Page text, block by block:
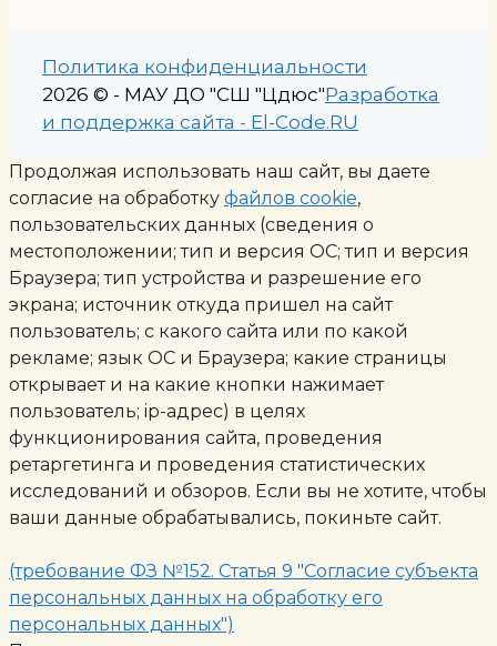
Политика конфиденциальности
2026 © - МАУ ДО "СШ "Цдюс"Разработка
и поддержка сайта - El-Code.RU
Продолжая использовать наш сайт, вы даете
согласие на обработку файлов cookie,
пользовательских данных (сведения о
местоположении; тип и версия ОС; тип и версия
Браузера; тип устройства и разрешение его
экрана; источник откуда пришел на сайт
пользователь; с какого сайта или по какой
рекламе; язык ОС и Браузера; какие страницы
открывает и на какие кнопки нажимает
пользователь; ip-адрес) в целях
функционирования сайта, проведения
ретаргетинга и проведения статистических
исследований и обзоров. Если вы не хотите, чтобы
ваши данные обрабатывались, покиньте сайт.
(требование ФЗ №152. Статья 9 "Согласие субъекта
персональных данных на обработку его
персональных данных")